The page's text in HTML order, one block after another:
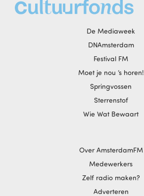
De Mediaweek
DNAmsterdam
Festival FM
Moet je nou ‘s horen!
Springvossen
Sterrenstof
Wie Wat Bewaart
Over AmsterdamFM
Medewerkers
Zelf radio maken?
Adverteren